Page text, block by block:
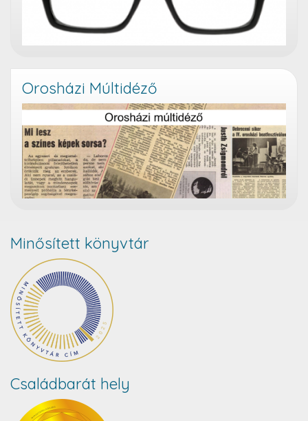
Orosházi Múltidéző
Minősített könyvtár
Családbarát hely